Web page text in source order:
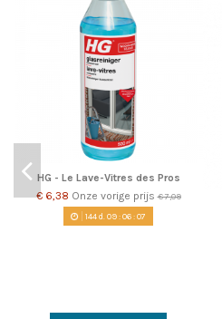
HG - Le Lave-Vitres des Pros
€ 6,38 Onze vorige prijs€ 7,09
144d. 09:06:07